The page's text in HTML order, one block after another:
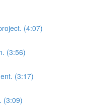
(4:07)
(3:56)
(3:17)
(3:09)